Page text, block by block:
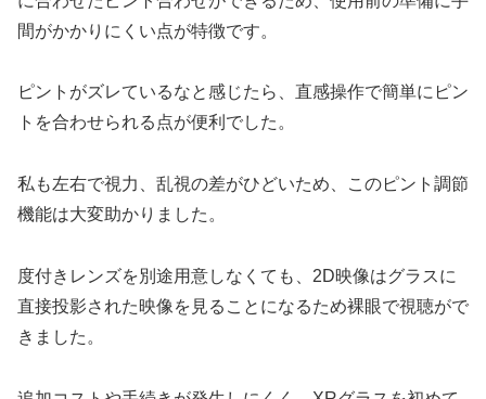
間がかかりにくい点が特徴です。
ピントがズレているなと感じたら、直感操作で簡単にピン
トを合わせられる点が便利でした。
私も左右で視力、乱視の差がひどいため、このピント調節
機能は大変助かりました。
度付きレンズを別途用意しなくても、2D映像はグラスに
直接投影された映像を見ることになるため裸眼で視聴がで
きました。